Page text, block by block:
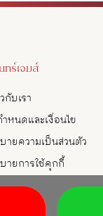
ทร์เจมส์
กับเรา
หนดและเงื่อนไข
ายความเป็นส่วนตัว
ายการใช้คุกกี้